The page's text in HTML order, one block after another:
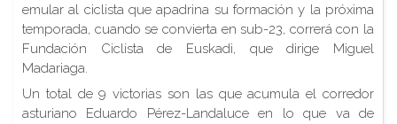
emular al ciclista que apadrina su formación y la próxima
temporada, cuando se convierta en sub-23, correrá con la
Fundación Ciclista de Euskadi, que dirige Miguel
Madariaga.
Un total de 9 victorias son las que acumula el corredor
asturiano Eduardo Pérez-Landaluce en lo que va de